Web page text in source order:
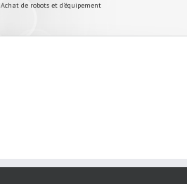
Achat de robots et d’équipement